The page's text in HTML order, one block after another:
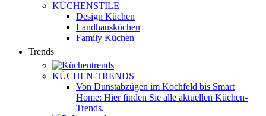
KÜCHENSTILE
Design Küchen
Landhausküchen
Family Küchen
Trends
KÜCHEN-TRENDS
Von Dunstabzügen im Kochfeld bis Smart
Home: Hier finden Sie alle aktuellen Küchen-
Trends.